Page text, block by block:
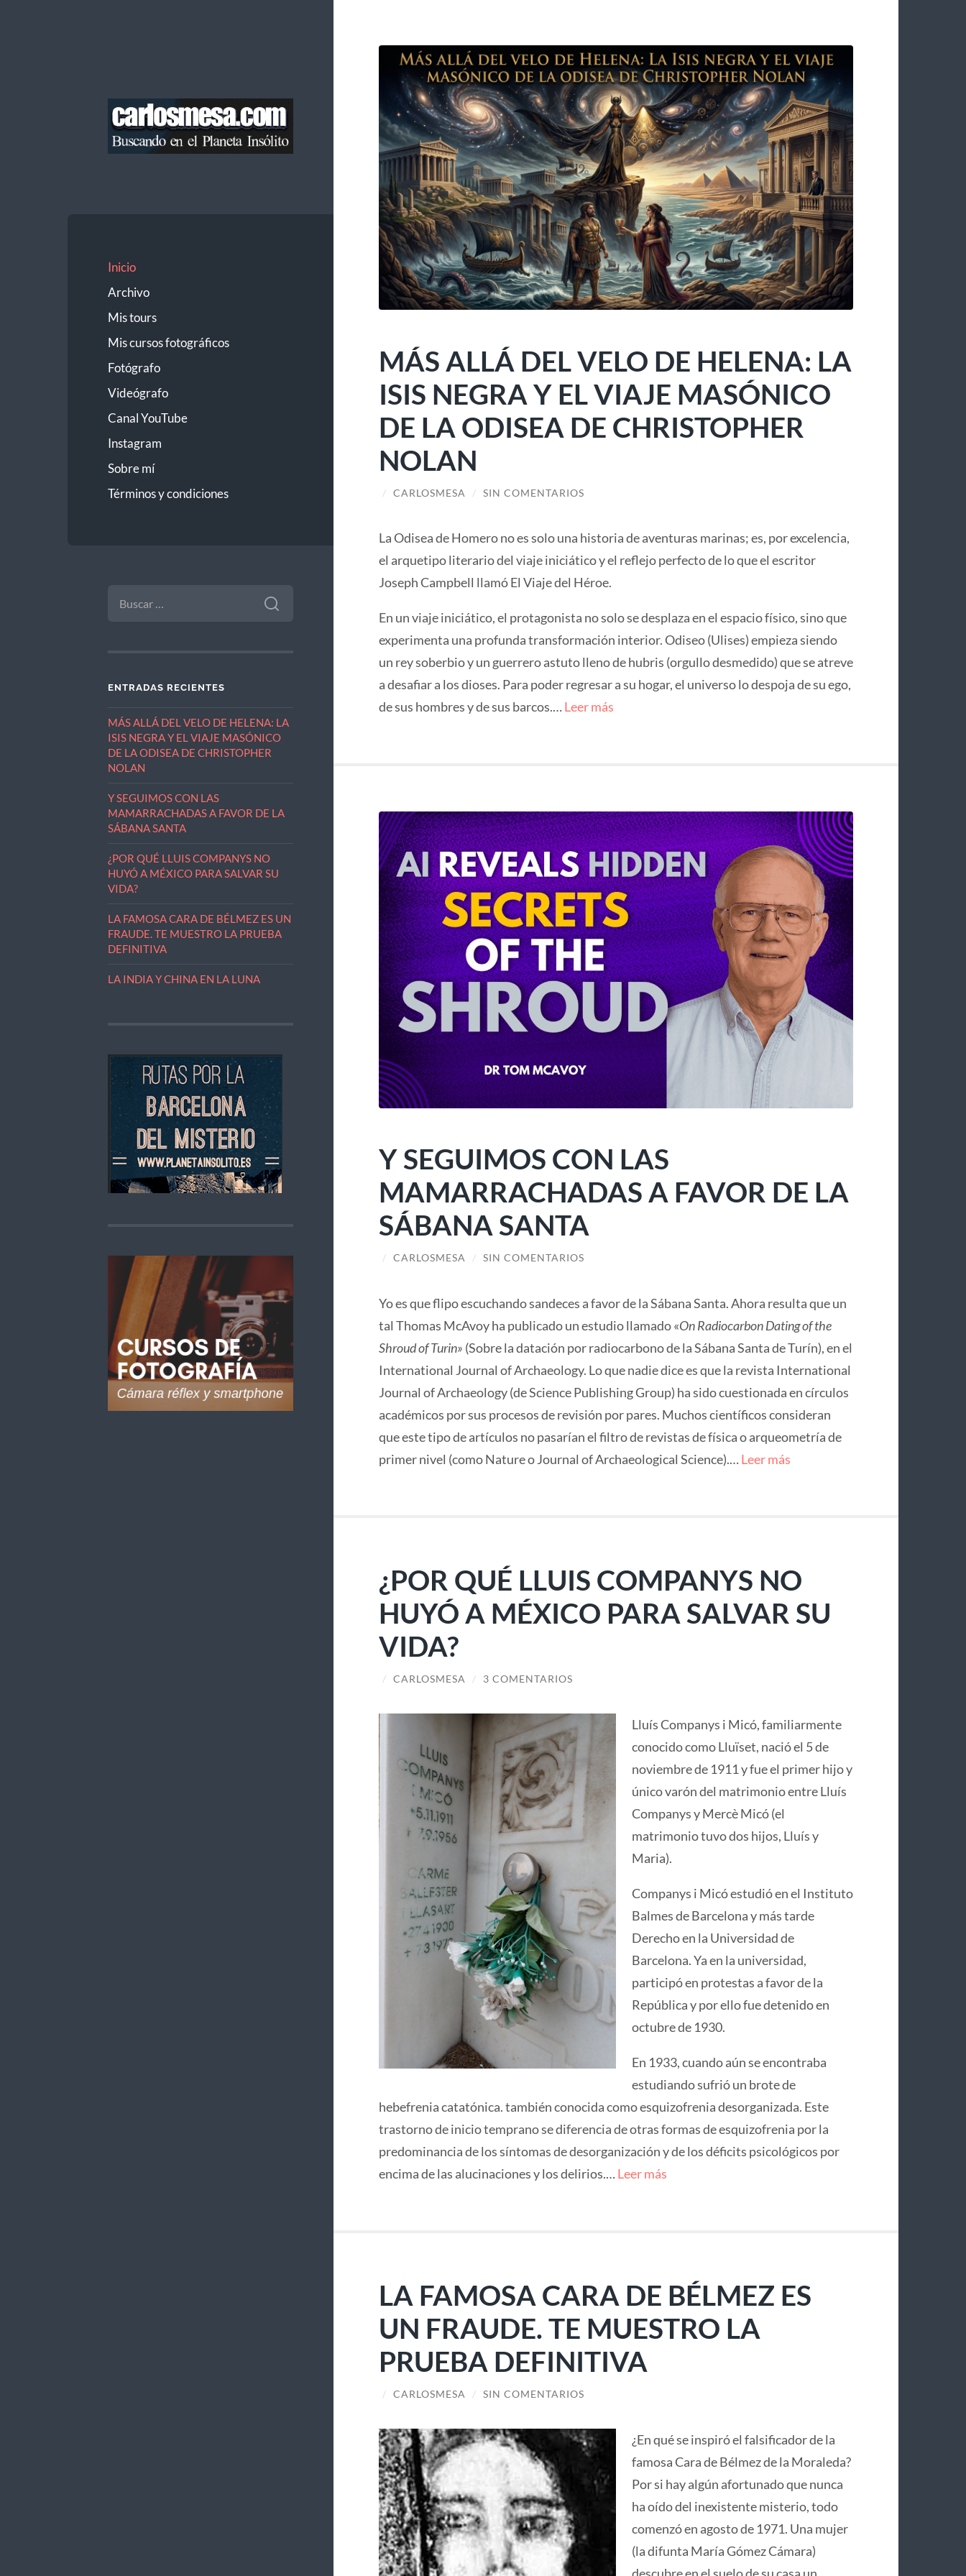
Inicio
Archivo
Mis tours
Mis cursos fotográficos
Fotógrafo
Videógrafo
Canal YouTube
Instagram
Sobre mí
Términos y condiciones
ENTRADAS RECIENTES
MÁS ALLÁ DEL VELO DE HELENA: LA
ISIS NEGRA Y EL VIAJE MASÓNICO
DE LA ODISEA DE CHRISTOPHER
NOLAN
Y SEGUIMOS CON LAS
MAMARRACHADAS A FAVOR DE LA
SÁBANA SANTA
¿POR QUÉ LLUIS COMPANYS NO
HUYÓ A MÉXICO PARA SALVAR SU
VIDA?
LA FAMOSA CARA DE BÉLMEZ ES UN
FRAUDE. TE MUESTRO LA PRUEBA
DEFINITIVA
LA INDIA Y CHINA EN LA LUNA
MÁS ALLÁ DEL VELO DE HELENA: LA
ISIS NEGRA Y EL VIAJE MASÓNICO
DE LA ODISEA DE CHRISTOPHER
NOLAN
/ CARLOSMESA / SIN COMENTARIOS
La Odisea de Homero no es solo una historia de aventuras marinas; es, por excelencia,
el arquetipo literario del viaje iniciático y el reflejo perfecto de lo que el escritor
Joseph Campbell llamó El Viaje del Héroe.
En un viaje iniciático, el protagonista no solo se desplaza en el espacio físico, sino que
experimenta una profunda transformación interior. Odiseo (Ulises) empieza siendo
un rey soberbio y un guerrero astuto lleno de hubris (orgullo desmedido) que se atreve
a desafiar a los dioses. Para poder regresar a su hogar, el universo lo despoja de su ego,
de sus hombres y de sus barcos.…Leer más
Y SEGUIMOS CON LAS
MAMARRACHADAS A FAVOR DE LA
SÁBANA SANTA
/ CARLOSMESA / SIN COMENTARIOS
Yo es que flipo escuchando sandeces a favor de la Sábana Santa. Ahora resulta que un
tal Thomas McAvoy ha publicado un estudio llamado «On Radiocarbon Dating of the
Shroud of Turin» (Sobre la datación por radiocarbono de la Sábana Santa de Turín), en el
International Journal of Archaeology. Lo que nadie dice es que la revista International
Journal of Archaeology (de Science Publishing Group) ha sido cuestionada en círculos
académicos por sus procesos de revisión por pares. Muchos científicos consideran
que este tipo de artículos no pasarían el filtro de revistas de física o arqueometría de
primer nivel (como Nature o Journal of Archaeological Science).…Leer más
¿POR QUÉ LLUIS COMPANYS NO
HUYÓ A MÉXICO PARA SALVAR SU
VIDA?
/ CARLOSMESA / 3 COMENTARIOS
Lluís Companys i Micó, familiarmente
conocido como Lluïset, nació el 5 de
noviembre de 1911 y fue el primer hijo y
único varón del matrimonio entre Lluís
Companys y Mercè Micó (el
matrimonio tuvo dos hijos, Lluís y
Maria).
Companys i Micó estudió en el Instituto
Balmes de Barcelona y más tarde
Derecho en la Universidad de
Barcelona. Ya en la universidad,
participó en protestas a favor de la
República y por ello fue detenido en
octubre de 1930.
En 1933, cuando aún se encontraba
estudiando sufrió un brote de
hebefrenia catatónica. también conocida como esquizofrenia desorganizada. Este
trastorno de inicio temprano se diferencia de otras formas de esquizofrenia por la
predominancia de los síntomas de desorganización y de los déficits psicológicos por
encima de las alucinaciones y los delirios.…Leer más
LA FAMOSA CARA DE BÉLMEZ ES
UN FRAUDE. TE MUESTRO LA
PRUEBA DEFINITIVA
/ CARLOSMESA / SIN COMENTARIOS
¿En qué se inspiró el falsificador de la
famosa Cara de Bélmez de la Moraleda?
Por si hay algún afortunado que nunca
ha oído del inexistente misterio, todo
comenzó en agosto de 1971. Una mujer
(la difunta María Gómez Cámara)